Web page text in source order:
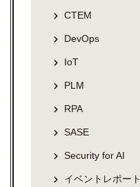
CTEM
DevOps
IoT
PLM
RPA
SASE
Security for AI
イベントレポート